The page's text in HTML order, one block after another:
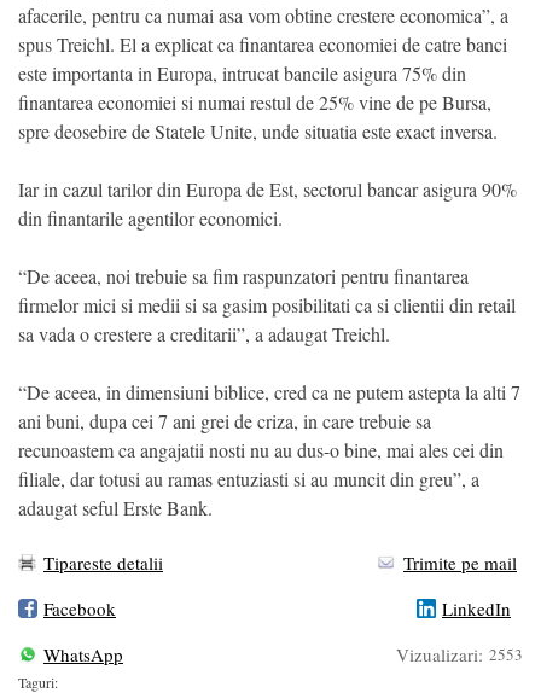
afacerile, pentru ca numai asa vom obtine crestere economica”, a
spus Treichl. El a explicat ca finantarea economiei de catre banci
este importanta in Europa, intrucat bancile asigura 75% din
finantarea economiei si numai restul de 25% vine de pe Bursa,
spre deosebire de Statele Unite, unde situatia este exact inversa.
Iar in cazul tarilor din Europa de Est, sectorul bancar asigura 90%
din finantarile agentilor economici.
“De aceea, noi trebuie sa fim raspunzatori pentru finantarea
firmelor mici si medii si sa gasim posibilitati ca si clientii din retail
sa vada o crestere a creditarii”, a adaugat Treichl.
“De aceea, in dimensiuni biblice, cred ca ne putem astepta la alti 7
ani buni, dupa cei 7 ani grei de criza, in care trebuie sa
recunoastem ca angajatii nosti nu au dus-o bine, mai ales cei din
filiale, dar totusi au ramas entuziasti si au muncit din greu”, a
adaugat seful Erste Bank.
Tipareste detalii
Trimite pe mail
Facebook
LinkedIn
WhatsApp
Vizualizari: 2553
Taguri: